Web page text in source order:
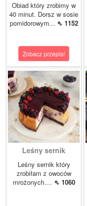
Obiad który zrobimy w
40 minut. Dorsz w sosie
pomidorowym... ⇖ 1152
Zobacz przepis!
Leśny sernik
Leśny sernik który
zrobiłam z owoców
mrożonych.... ⇖ 1060